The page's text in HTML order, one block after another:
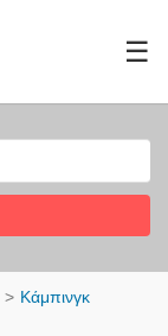
☰
Κάμπινγκ